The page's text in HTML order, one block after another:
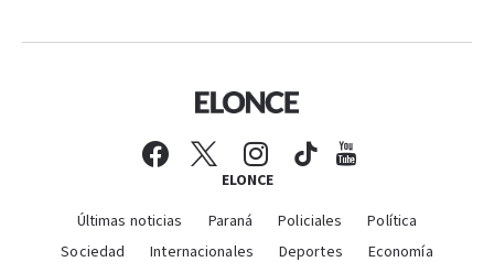
ELONCE
Últimas noticias Paraná Policiales
Política
Sociedad
Internacionales Deportes Economía